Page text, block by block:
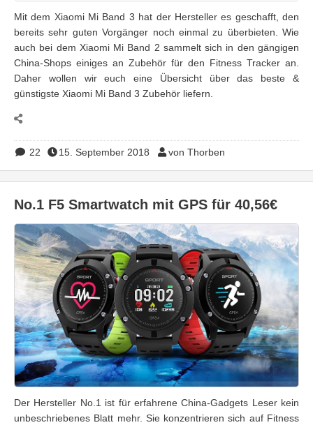
Mit dem Xiaomi Mi Band 3 hat der Hersteller es geschafft, den
bereits sehr guten Vorgänger noch einmal zu überbieten. Wie
auch bei dem Xiaomi Mi Band 2 sammelt sich in den gängigen
China-Shops einiges an Zubehör für den Fitness Tracker an.
Daher wollen wir euch eine Übersicht über das beste &
günstigste Xiaomi Mi Band 3 Zubehör liefern.
22 15. September 2018 von Thorben
No.1 F5 Smartwatch mit GPS für 40,56€
Der Hersteller No.1 ist für erfahrene China-Gadgets Leser kein
unbeschriebenes Blatt mehr. Sie konzentrieren sich auf Fitness